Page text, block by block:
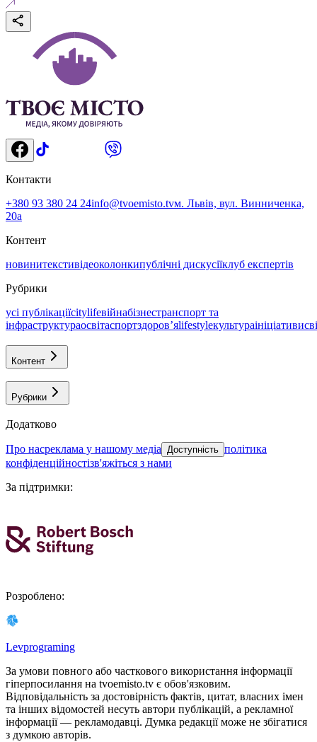
Контакти
+380 93 380 24 24info@tvoemisto.tvм. Львів, вул. Винниченка,
20а
Контент
новинитекстивідеоколонкипублічні дискусіїклуб експертів
Рубрики
усі публікаціїcitylifeвійнабізнестранспорт та
інфраструктураосвітаспортздоровʼяlifestyleкультураініціативи
Контент
Рубрики
Додатково
про насреклама у нашому медіа Доступність політика
конфіденційностізв'яжіться з нами
За підтримки:
Розроблено:
Levprograming
За умови повного або часткового використання iнформацiї
гіперпосилання на tvoemisto.tv є обов'язковим.
Відповідальність за достовірність фактів, цитат, власних імен
та інших відомостей несуть автори публікацій, а рекламної
інформації — рекламодавці. Думка редакцiї може не збiгатися
з думкою авторiв.